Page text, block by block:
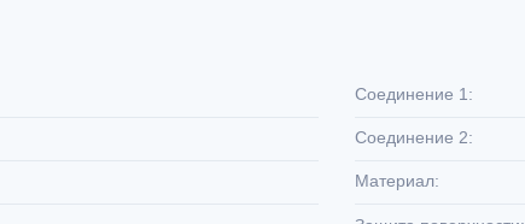
Соединение 1:
Соединение 2:
Материал: